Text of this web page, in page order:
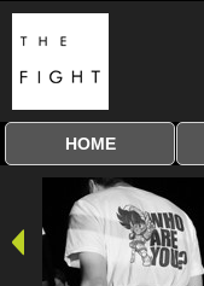
HOME
全興行を表示
ナイスミドル
アマチュアキック
協議会
全日本学生キック
建武館キッズ大会
Bigbang
おやじファイト